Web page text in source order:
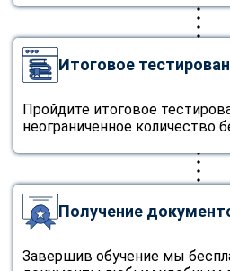
Итоговое
Пройдите итоговое
неограниченное количество
Получение
Завершив обучение мы